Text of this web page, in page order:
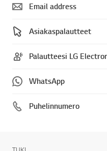
Email address
Asiakaspalautteet
Palautteesi LG
WhatsApp
Puhelinnumero